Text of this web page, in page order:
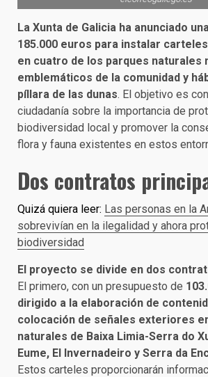
La Xunta de Galicia ha anunciado
185.000 euros para instalar
en cuatro de los parques naturales
emblemáticos de la comunidad y
píllara de las dunas. El objetivo es
ciudadanía sobre la importancia de
biodiversidad local y promover la
flora y fauna existentes en estos
Dos contratos
Quizá quiera leer: Las personas en la
sobrevivían en la ilegalidad y ahora
biodiversidad
El proyecto se divide en dos
El primero, con un presupuesto de
dirigido a la elaboración de
colocación de señales exteriores
naturales de Baixa Limia-Serra do
Eume, El Invernadeiro y Serra da
Estos carteles proporcionarán